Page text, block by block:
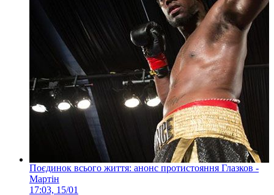
Поєдинок всього життя: анонс протистояння Глазков -
Мартін
17:03, 15/01